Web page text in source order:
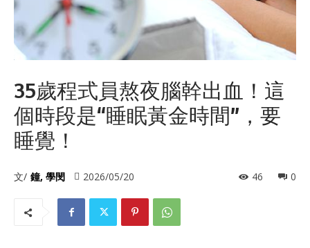
35歲程式員熬夜腦幹出血！這
個時段是“睡眠黃金時間”，要
睡覺！
文/ 鐘, 學閔 2026/05/20 0
46